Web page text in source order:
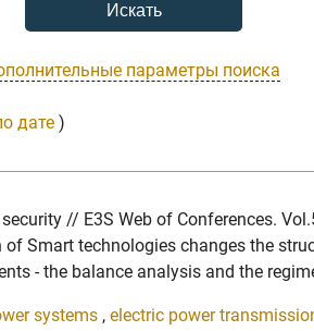
параметры поиска
дате )
// E3S Web of Conferences.
Smart technologies changes the
- the balance analysis and the
systems , electric power